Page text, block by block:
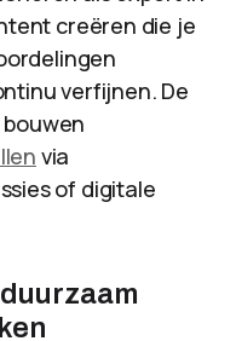
creëren die je
verfijnen. De
via
of digitale